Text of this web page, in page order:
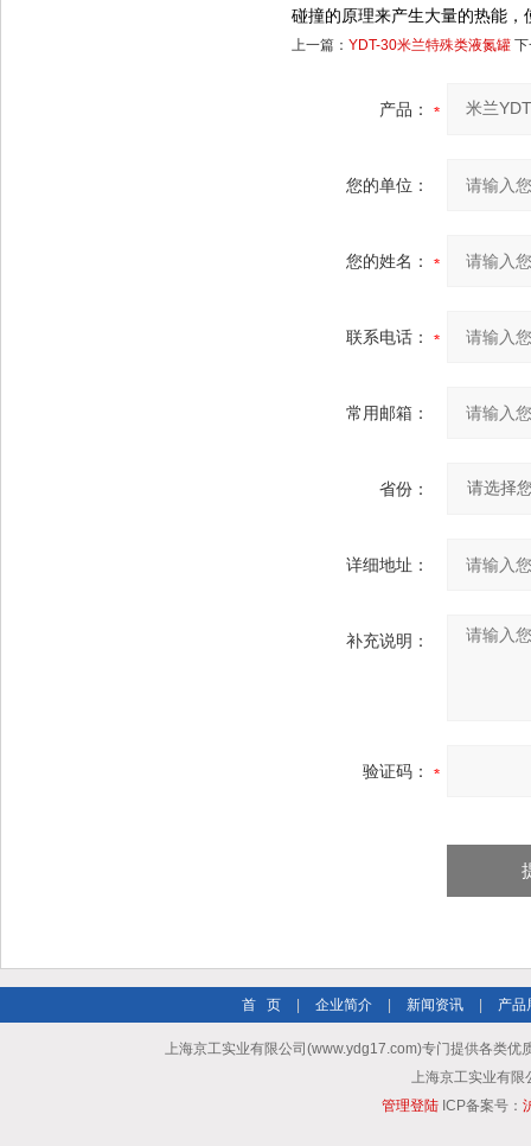
碰撞的原理来产生大量的热能
上一篇： YDT-30米兰特殊类液氮罐
产品：
您的单位：
您的姓名：
联系电话：
常用邮箱：
省份：
详细地址：
补充说明：
验证码：
首 页 企业简介 新闻资讯 产品
上海京工实业有限公司(www.ydg17.com)专门提供各类优
上海京工实业有限
管理登陆ICP备案号：